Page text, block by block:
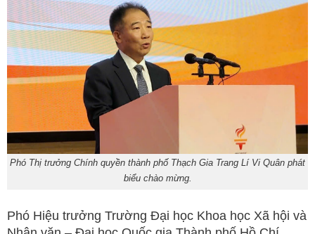
Phó Thị trưởng Chính quyền thành phố Thạch Gia Trang Lí Vi Quân phát
biểu chào mừng.
Phó Hiệu trưởng Trường Đại học Khoa học Xã hội và